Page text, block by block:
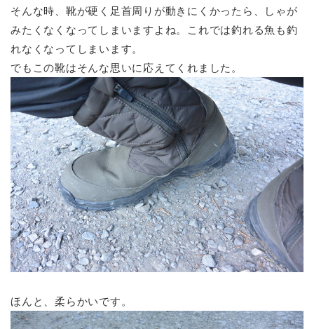
そんな時、靴が硬く足首周りが動きにくかったら、しゃが
みたくなくなってしまいますよね。これでは釣れる魚も釣
れなくなってしまいます。
でもこの靴はそんな思いに応えてくれました。
ほんと、柔らかいです。